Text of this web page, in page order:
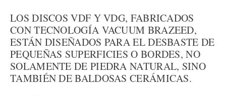
LOS DISCOS VDF Y VDG, FABRICADOS
CON TECNOLOGÍA VACUUM BRAZEED,
ESTÁN DISEÑADOS PARA EL DESBASTE DE
PEQUEÑAS SUPERFICIES O BORDES, NO
SOLAMENTE DE PIEDRA NATURAL, SINO
TAMBIÉN DE BALDOSAS CERÁMICAS.